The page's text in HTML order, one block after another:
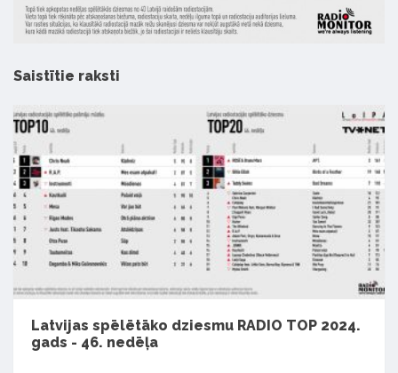
Saistītie raksti
Latvijas spēlētāko dziesmu RADIO TOP 2024.
gads - 46. nedēļa